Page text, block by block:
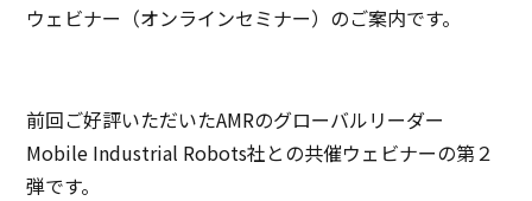
ウェビナー（オンラインセミナー）のご案内です。
前回ご好評いただいたAMRのグローバルリーダー
Mobile Industrial Robots社との共催ウェビナーの第２
弾です。